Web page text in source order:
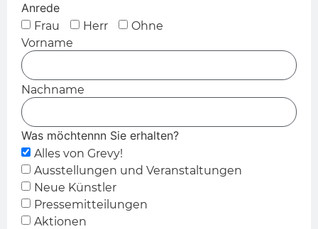
Anrede
Frau Herr
Ohne
Vorname
Nachname
Was möchtennn Sie erhalten?
Alles von Grevy!
Ausstellungen und Veranstaltungen
Neue Künstler
Pressemitteilungen
Aktionen